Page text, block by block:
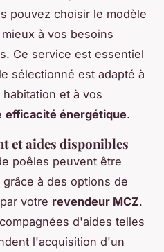
pouvez choisir le modèle
à vos besoins
Ce service est essentiel
sélectionné est adapté à
et à vos
efficacité énergétique.
et aides disponibles
poêles peuvent être
à des options de
votre revendeur MCZ.
d'aides telles
l'acquisition d'un